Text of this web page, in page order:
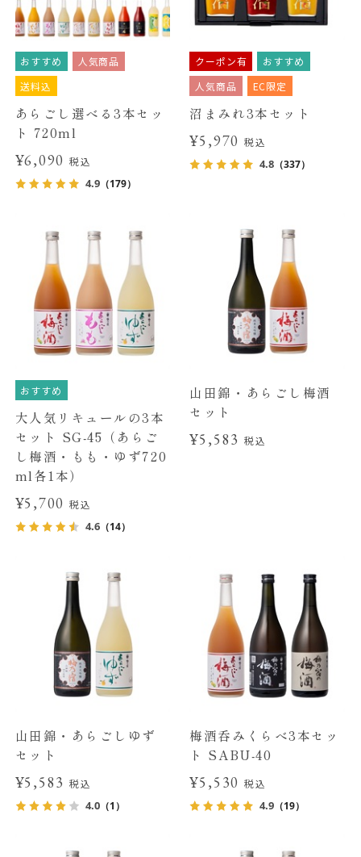
おすすめ
人気商品
送料込
あらごし選べる3本セッ
ト 720ml
¥6,090税込
4.9（179）
クーポン有
おすすめ
人気商品
EC限定
沼まみれ3本セット
¥5,970 税込
4.8 （337）
おすすめ
大人気リキュールの3本
セット SG-45（あらご
し梅酒・もも・ゆず720
ml各1本）
¥5,700税込
4.6（14）
山田錦・あらごし梅酒
セット
¥5,583 税込
山田錦・あらごしゆず
セット
¥5,583税込
4.0（1）
梅酒呑みくらべ3本セッ
ト SABU-40
¥5,530 税込
4.9 （19）